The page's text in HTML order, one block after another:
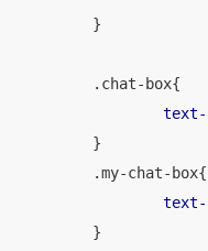
.chat-box{
.my-chat-box{